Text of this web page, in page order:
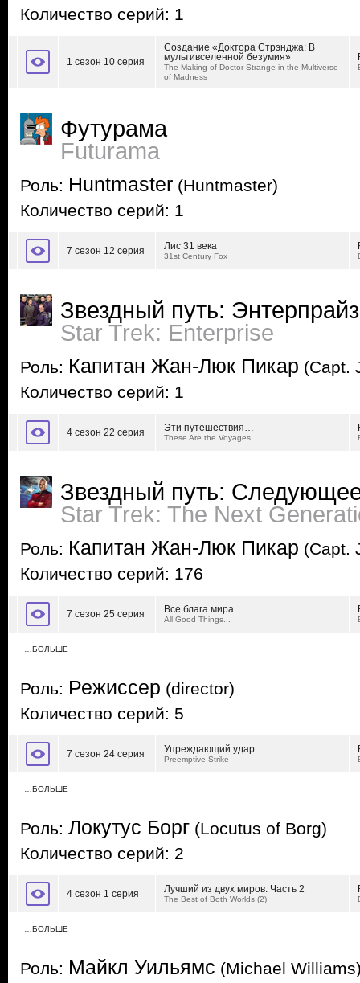
Количество серий: 1
1 сезон 10 серия
Создание «Доктора Стрэнджа: В
мультивселенной безумия»
The Making of Doctor Strange in the Multiverse
of Madness
Футурама
Futurama
Роль: Huntmaster (Huntmaster)
Количество серий: 1
7 сезон 12 серия Лис 31 века
31st Century Fox
Звездный путь: Энтерпрайз
Star Trek: Enterprise
Роль: Капитан Жан-Люк Пикар (Capt.
Количество серий: 1
4 сезон 22 серия Эти путешествия…
These Are the Voyages...
Звездный путь:
Star Trek: The Next
Роль: Капитан Жан-Люк Пикар (Capt.
Количество серий: 176
7 сезон 25 серия Все блага мира...
All Good Things...
…БОЛЬШЕ
Роль: Режиссер (director)
Количество серий: 5
7 сезон 24 серия Упреждающий удар
Preemptive Strike
…БОЛЬШЕ
Роль: Локутус Борг (Locutus of Borg)
Количество серий: 2
4 сезон 1 серия Лучший из двух миров. Часть 2
The Best of Both Worlds (2)
…БОЛЬШЕ
Роль: Майкл Уильямс (Michael